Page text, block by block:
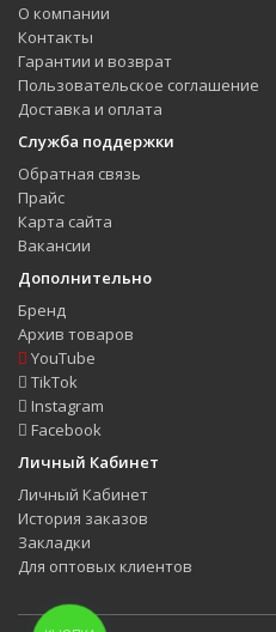
О компании
Контакты
Гарантии и возврат
Пользовательское соглашение
Доставка и оплата
Служба поддержки
Обратная связь
Прайс
Карта сайта
Вакансии
Дополнительно
Бренд
Архив товаров
YouTube
TikTok
Instagram
Facebook
Личный Кабинет
Личный Кабинет
История заказов
Закладки
Для оптовых клиентов